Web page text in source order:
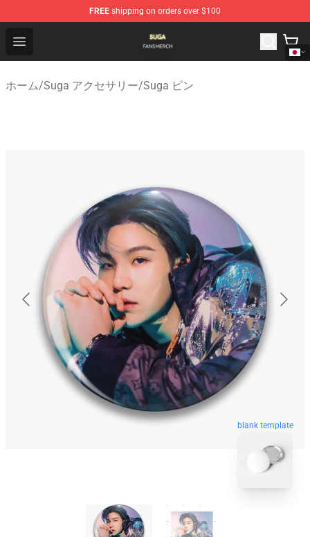
FREE shipping on orders over $100
Open menu
Suga Shop - Official Suga Merchandise Store
ホーム/Suga アクセサリー/Suga ピン
blank template